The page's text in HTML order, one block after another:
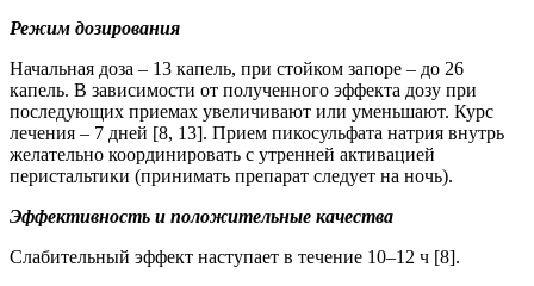
Режим дозирования
Начальная доза – 13 капель, при стойком запоре – до 26
капель. В зависимости от полученного эффекта дозу при
последующих приемах увеличивают или уменьшают. Курс
лечения – 7 дней [8, 13]. Прием пикосульфата натрия внутрь
желательно координировать с утренней активацией
перистальтики (принимать препарат следует на ночь).
Эффективность и положительные качества
Слабительный эффект наступает в течение 10–12 ч [8].